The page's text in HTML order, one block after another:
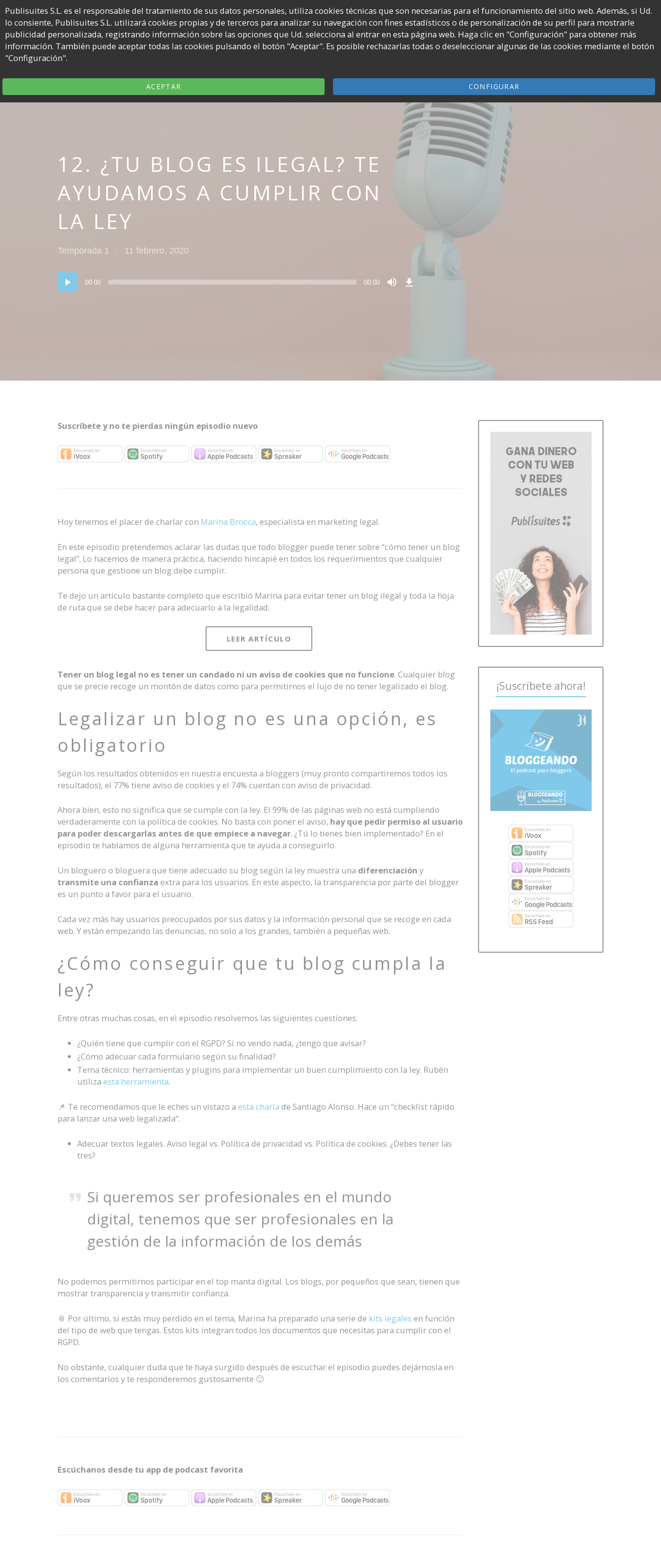
El
podcast
para
Nosotros Episodios TwitterInstagramYouTube
Channel
Spotify 🤑 GANA DINERO
12. ¿TU BLOG ES ILEGAL? TE
AYUDAMOS A CUMPLIR CON
LA LEY
Posted
Temporada 1
Posted
11 febrero, 2020
Reproductor
de
00:00 00:00
Suscríbete y no te pierdas ningún episodio nuevo
Hoy tenemos el placer de charlar con Marina Brocca, especialista en marketing legal.
En este episodio pretendemos aclarar las dudas que todo blogger puede tener sobre “cómo tener un blog
legal”. Lo hacemos de manera práctica, haciendo hincapié en todos los requerimientos que cualquier
persona que gestione un blog debe cumplir.
Te dejo un artículo bastante completo que escribió Marina para evitar tener un blog ilegal y toda la hoja
de ruta que se debe hacer para adecuarlo a la legalidad.
LEER ARTÍCULO
Tener un blog legal no es tener un candado ni un aviso de cookies que no funcione. Cualquier blog
que se precie recoge un montón de datos como para permitirnos el lujo de no tener legalizado el blog.
Legalizar un blog no es una opción, es
obligatorio
Según los resultados obtenidos en nuestra encuesta a bloggers (muy pronto compartiremos todos los
resultados), el 77% tiene aviso de cookies y el 74% cuentan con aviso de privacidad.
Ahora bien, esto no significa que se cumple con la ley. El 99% de las páginas web no está cumpliendo
verdaderamente con la política de cookies. No basta con poner el aviso, hay que pedir permiso al usuario
para poder descargarlas antes de que empiece a navegar. ¿Tú lo tienes bien implementado? En el
episodio te hablamos de alguna herramienta que te ayuda a conseguirlo.
Un bloguero o bloguera que tiene adecuado su blog según la ley muestra una diferenciación y
transmite una confianza extra para los usuarios. En este aspecto, la transparencia por parte del blogger
es un punto a favor para el usuario.
Cada vez más hay usuarios preocupados por sus datos y la información personal que se recoge en cada
web. Y están empezando las denuncias, no solo a los grandes, también a pequeñas web.
¿Cómo conseguir que tu blog cumpla la
ley?
Entre otras muchas cosas, en el episodio resolvemos las siguientes cuestiones:
¿Quién tiene que cumplir con el RGPD? Si no vendo nada, ¿tengo que avisar?
¿Cómo adecuar cada formulario según su finalidad?
Tema técnico: herramientas y plugins para implementar un buen cumplimiento con la ley. Rubén
utiliza esta herramienta.
📌 Te recomendamos que le eches un vistazo a esta charla de Santiago Alonso. Hace un “checklist rápido
para lanzar una web legalizada”.
Adecuar textos legales. Aviso legal vs. Política de privacidad vs. Política de cookies. ¿Debes tener las
tres?
Si queremos ser profesionales en el mundo
digital, tenemos que ser profesionales en la
gestión de la información de los demás
No podemos permitirnos participar en el top manta digital. Los blogs, por pequeños que sean, tienen que
mostrar transparencia y transmitir confianza.
📎 Por último, si estás muy perdido en el tema, Marina ha preparado una serie de kits legales en función
del tipo de web que tengas. Estos kits integran todos los documentos que necesitas para cumplir con el
RGPD.
No obstante, cualquier duda que te haya surgido después de escuchar el episodio puedes dejárnosla en
los comentarios y te responderemos gustosamente 🙂
Escúchanos desde tu app de podcast favorita
¡Suscríbete ahora!
Publisuites S.L. es el responsable del tratamiento de sus datos personales, utiliza cookies técnicas que son necesarias para el funcionamiento del sitio web. Además, si Ud.
lo consiente, Publisuites S.L. utilizará cookies propias y de terceros para analizar su navegación con fines estadísticos o de personalización de su perfil para mostrarle
publicidad personalizada, registrando información sobre las opciones que Ud. selecciona al entrar en esta página web. Haga clic en "Configuración" para obtener más
información. También puede aceptar todas las cookies pulsando el botón "Aceptar". Es posible rechazarlas todas o deseleccionar algunas de las cookies mediante el botón
"Configuración".
ACEPTAR CONFIGURAR